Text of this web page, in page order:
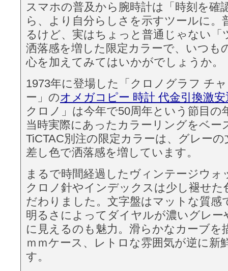
スマホの普及から腕時計は「時刻を確
ら、より自分らしさを示すツールに。
るけど、実はちょっと普通じゃない「
洒落感を増した限定カラーで、いつも
心を加えてみてはいかがでしょうか。
1973年に登場した「クロノグラフ チ
ー」のオメガコピー 時計 代金引換激安
クロノ」は今年で50周年という節目の
当時実際にあったカラーリングをベー
TiCTAC別注の限定カラーは、グレー
差し色で洒落感を増しています。
まるで時間経過したヴィンテージウォ
クロノ針やインデックスは少し褪せた
だわりました。文字盤はマットな質感
明るさによってダイヤルが濃いグレー
に見えるのも魅力。滑らかなカーブを
ｍｍケース、レトロな雰囲気が逆に新
す。